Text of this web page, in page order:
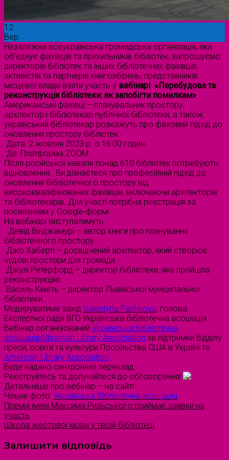
12
Вер
Незалежна всеукраїнська громадська організація, яка
об’єднує фахівців та прихильників бібліотек, запрошуємо
директорів бібліотек та інших бібліотечних фахівців,
активістів та партнерів книгозбірень, представників
місцевої влади взяти участь у вебінарі «Перебудова та
реконструкція бібліотеки: як запобігти помилкам».
Американські фахівці – планувальник простору,
архітектор і бібліотекар публічної бібліотеки, а також
український бібліотекар розкажуть про фаховий підхід до
оновлення простору бібліотек.
Дата: 2 жовтня 2023 р. о 16:00 годині.
Де: Платформа ZOOM.
Після російської навали понад 610 бібліотек потребують
відновлення. Ви дізнаєтеся про професійний підхід до
оновлення бібліотечного простору від
висококваліфікованих фахівців, включаючи архітекторів
та бібліотекарів. Для участі потрібна реєстрація за
посиланням у Google-формі
На вебінарі виступатимуть:
Девід Вінджамурі – автор книги про планування
бібліотечного простору.
Джо Хаберті – досвідчений архітектор, який створює
чудові простори для громади.
Джулі Ретерфорд – директор бібліотеки, яка пройшла
реконструкцію.
Василь Кметь – директор Львівської муніципальної
бібліотеки.
Модеруватиме захід Valentyna Pashkova, голова
Експертної ради ВГО Українська бібліотечна асоціація.
Вебінар організований Українська бібліотечна
асоціація/Ukrainian Library Association за підтримки Відділу
преси, освіти та культури Посольства США в Україні та
American Library Association.
Буде надано синхронний переклад.
Реєструйтесь та долучайтеся до обговорення!
Детальніше про вебінар – на сайті:
Чільне фото: Українська бібліотечна асоціація
Премія імені Максима Рильського приймає заявки на
участь
Школа жестової мови у твоїй бібліотеці
Залишити відповідь